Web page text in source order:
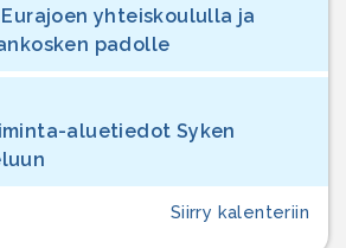
yhteiskoululla ja
padolle
aluetiedot Syken
Siirry kalenteriin